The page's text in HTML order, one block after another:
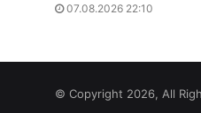
07.08.2026 22:10
© Copyright 2026, All